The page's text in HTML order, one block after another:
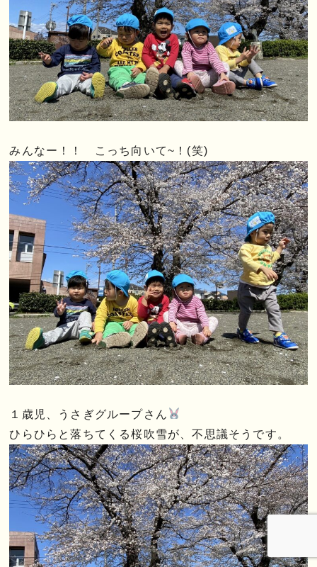
みんなー！！ こっち向いて~！(笑)
１歳児、うさぎグループさん
ひらひらと落ちてくる桜吹雪が、不思議そうです。